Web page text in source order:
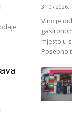
31.07.2026.
Vino je
mjesto u
Posebno